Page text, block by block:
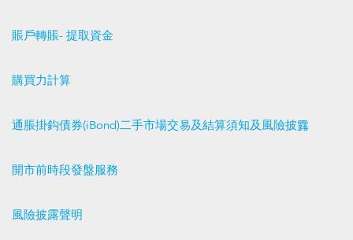
賬戶轉賬- 提取資金
購買力計算
通脹掛鈎債券(iBond)二手市場交易及結算須知及風險披露
開市前時段發盤服務
風險披露聲明